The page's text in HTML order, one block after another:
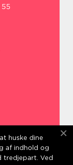
huske dine
af indhold og
tredjepart. Ved